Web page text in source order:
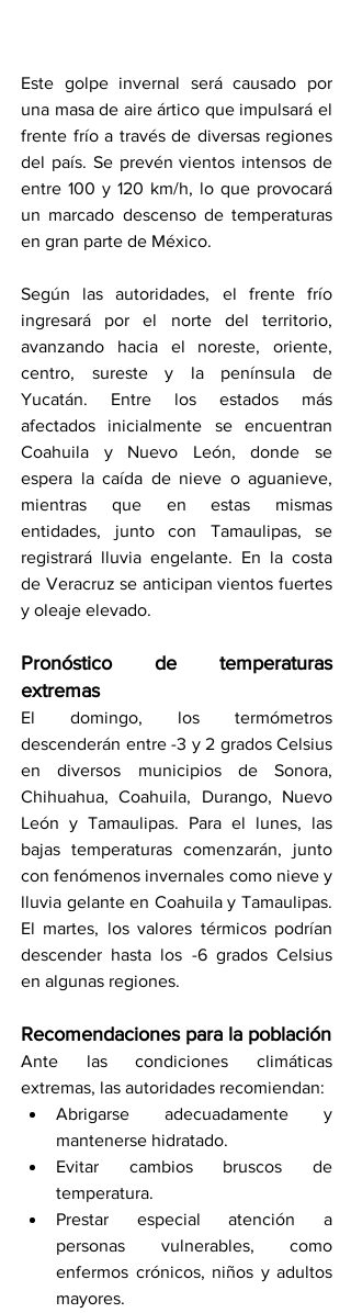
Este golpe invernal será causado por
una masa de aire ártico que impulsará el
frente frío a través de diversas regiones
del país. Se prevén vientos intensos de
entre 100 y 120 km/h, lo que provocará
un marcado descenso de temperaturas
en gran parte de México.
Según las autoridades, el frente frío
ingresará por el norte del territorio,
avanzando hacia el noreste, oriente,
centro, sureste y la península de
Yucatán. Entre los estados más
afectados inicialmente se encuentran
Coahuila y Nuevo León, donde se
espera la caída de nieve o aguanieve,
mientras que en estas mismas
entidades, junto con Tamaulipas, se
registrará lluvia engelante. En la costa
de Veracruz se anticipan vientos fuertes
y oleaje elevado.
Pronóstico de temperaturas
extremas
El domingo, los termómetros
descenderán entre -3 y 2 grados Celsius
en diversos municipios de Sonora,
Chihuahua, Coahuila, Durango, Nuevo
León y Tamaulipas. Para el lunes, las
bajas temperaturas comenzarán, junto
con fenómenos invernales como nieve y
lluvia gelante en Coahuila y Tamaulipas.
El martes, los valores térmicos podrían
descender hasta los -6 grados Celsius
en algunas regiones.
Recomendaciones para la población
Ante las condiciones climáticas
extremas, las autoridades recomiendan:
Abrigarse adecuadamente y
mantenerse hidratado.
Evitar cambios bruscos de
temperatura.
Prestar especial atención a
personas vulnerables, como
enfermos crónicos, niños y adultos
mayores.